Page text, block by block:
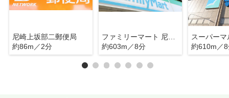
尼崎上坂部二郵便局
約86m／2分
ファミリーマート 尼崎下坂部店
約603m／8分
約610m／